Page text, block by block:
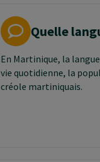
Quelle
En Martinique, la
vie quotidienne, la
créole martiniquais.